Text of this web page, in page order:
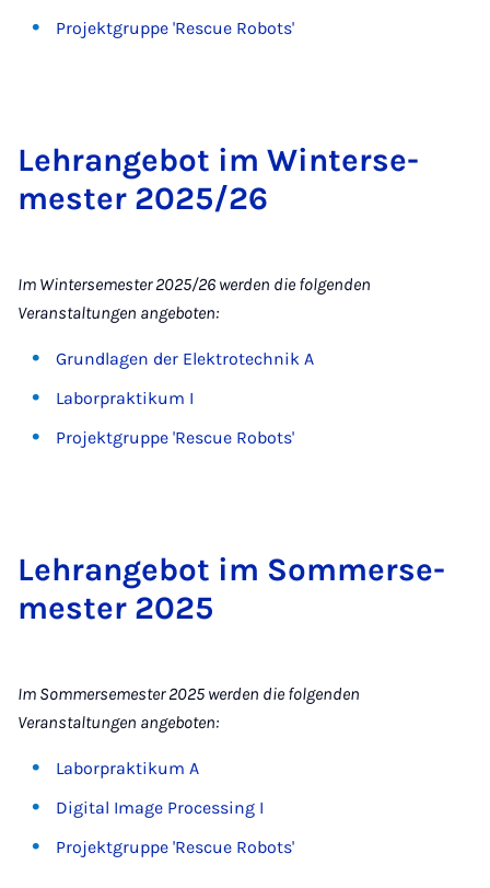
Projektgruppe 'Rescue Robots'
Lehr­an­ge­bot im Win­ter­se­
mes­ter 2025/26
Im Wintersemester 2025/26 werden die folgenden
Veranstaltungen angeboten:
Grundlagen der Elektrotechnik A
Laborpraktikum I
Projektgruppe 'Rescue Robots'
Lehr­an­ge­bot im Som­mer­se­
mes­ter 2025
Im Sommersemester 2025 werden die folgenden
Veranstaltungen angeboten:
Laborpraktikum A
Digital Image Processing I
Projektgruppe 'Rescue Robots'